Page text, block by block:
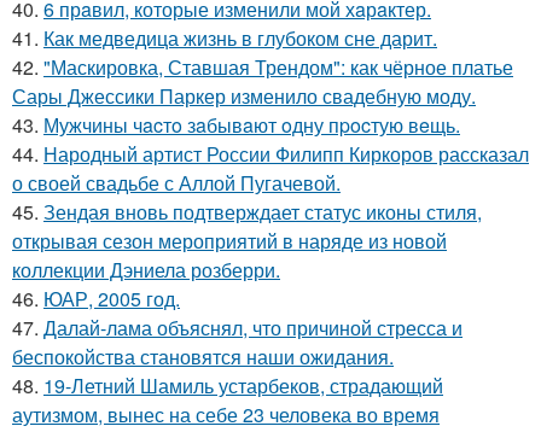
40. 6 прaвил, которые изменили мой хaрaктер.
41. Как медведица жизнь в глубоком сне дарит.
42. "Маскировка, Ставшая Трендом": как чёрное платье
Сары Джессики Паркер изменило свадебную моду.
43. Мужчины чacтo зaбывaют oдну пpocтую вeщь.
44. Народный артист России Филипп Киркоров рассказал
о своей свадьбе с Аллой Пугачевой.
45. Зендая вновь подтверждает статус иконы стиля,
открывая сезон мероприятий в наряде из новой
коллекции Дэниела розберри.
46. ЮАР, 2005 год.
47. Далай-лама объяснял, что причиной стресса и
беспокойства становятся наши ожидания.
48. 19-Летний Шамиль устарбеков, страдающий
аутизмом, вынес на себе 23 человека во время